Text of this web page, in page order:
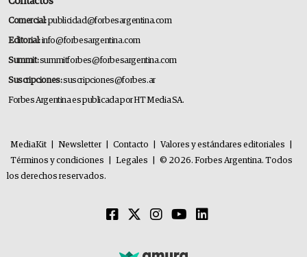
Comercial:publicidad@forbesargentina.com
Editorial:info@forbesargentina.com
Summit:summitforbes@forbesargentina.com
Suscripciones:suscripciones@forbes.ar
Forbes Argentina es publicada por HT Media SA.
MediaKit Newsletter Contacto Valores y estándares editoriales
Términos y condiciones
Legales
© 2026. Forbes Argentina. Todos
los derechos reservados.